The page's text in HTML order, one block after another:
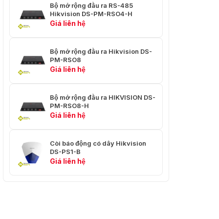
Bộ mở rộng đầu ra RS-485
Hikvision DS-PM-RSO4-H
Giá liên hệ
Bộ mở rộng đầu ra Hikvision DS-
PM-RSO8
Giá liên hệ
Bộ mở rộng đầu ra HIKVISION DS-
PM-RSO8-H
Giá liên hệ
Còi báo động có dây Hikvision
DS-PS1-B
Giá liên hệ